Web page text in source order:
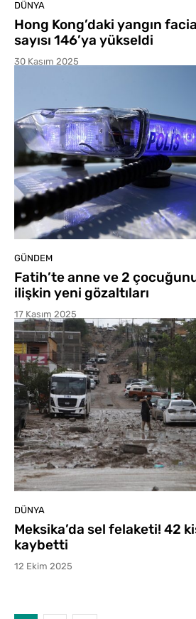
DÜNYA
Hong Kong’daki yangın
sayısı 146’ya yükseldi
30 Kasım 2025
GÜNDEM
Fatih’te anne ve 2
ilişkin yeni gözaltıları
17 Kasım 2025
DÜNYA
Meksika’da sel felaketi! 42
kaybetti
12 Ekim 2025